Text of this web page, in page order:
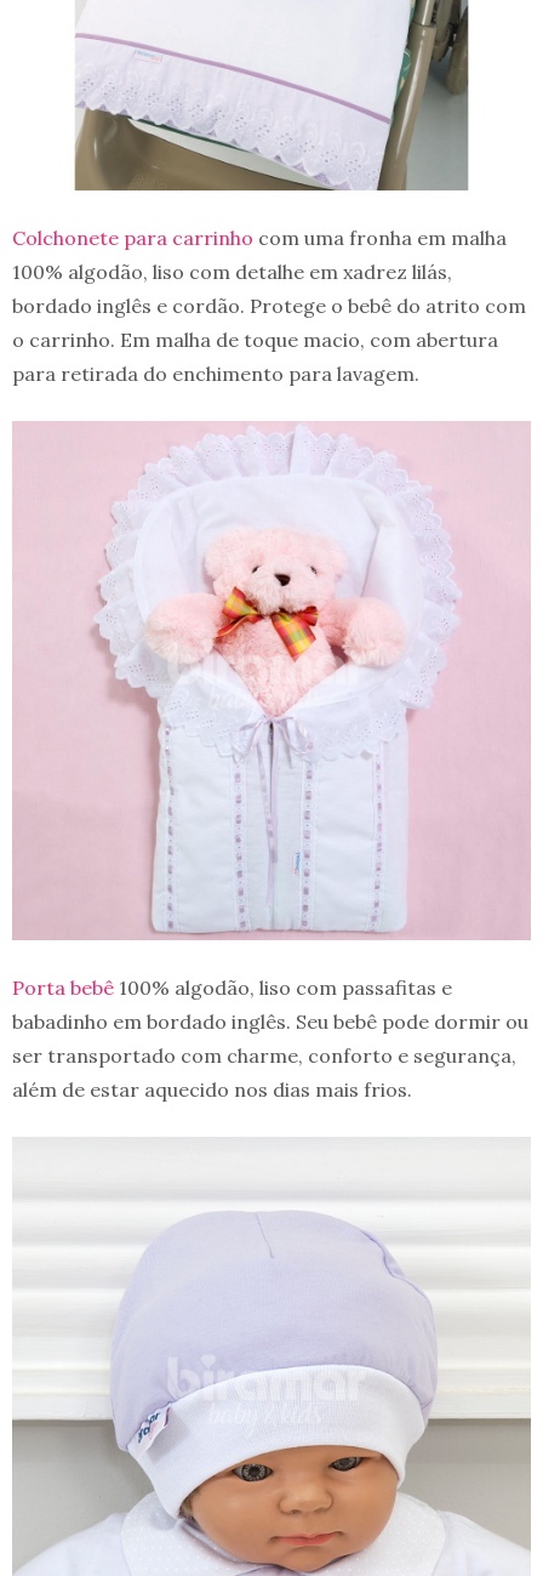
Colchonete para carrinho com uma fronha em malha
100% algodão, liso com detalhe em xadrez lilás,
bordado inglês e cordão. Protege o bebê do atrito com
o carrinho. Em malha de toque macio, com abertura
para retirada do enchimento para lavagem.
Porta bebê 100% algodão, liso com passafitas e
babadinho em bordado inglês. Seu bebê pode dormir ou
ser transportado com charme, conforto e segurança,
além de estar aquecido nos dias mais frios.